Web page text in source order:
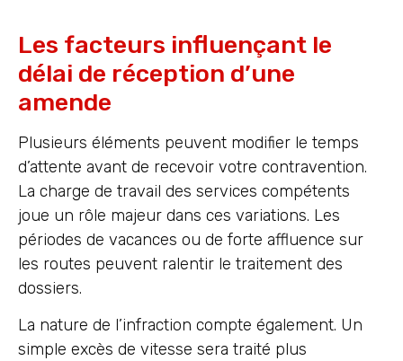
Les facteurs influençant le
délai de réception d’une
amende
Plusieurs éléments peuvent modifier le temps
d’attente avant de recevoir votre contravention.
La charge de travail des services compétents
joue un rôle majeur dans ces variations. Les
périodes de vacances ou de forte affluence sur
les routes peuvent ralentir le traitement des
dossiers.
La nature de l’infraction compte également. Un
simple excès de vitesse sera traité plus